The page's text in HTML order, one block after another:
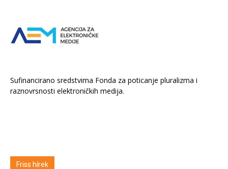
Sufinancirano sredstvima Fonda za poticanje pluralizma i
raznovrsnosti elektroničkih medija.
Friss hírek